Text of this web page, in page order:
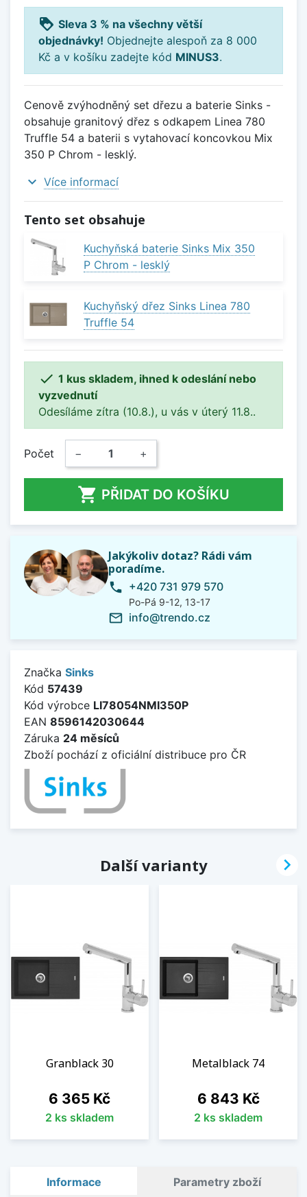
loyalty Sleva 3 % na všechny větší
objednávky! Objednejte alespoň za 8 000
Kč a v košíku zadejte kód MINUS3.
Cenově zvýhodněný set dřezu a baterie Sinks -
obsahuje granitový dřez s odkapem Linea 780
Truffle 54 a baterii s vytahovací koncovkou Mix
350 P Chrom - lesklý.
expand_more Více informací
Tento set obsahuje
Kuchyňská baterie Sinks Mix 350
P Chrom - lesklý
Kuchyňský dřez Sinks Linea 780
Truffle 54
 1 kus skladem, ihned k odeslání nebo
vyzvednutí
Odesíláme zítra (10.8.), u vás v úterý 11.8..
Počet − +
 PŘIDAT DO KOŠÍKU
Jakýkoliv dotaz? Rádi vám
poradíme.
phone +420 731 979 570
Po-Pá 9-12, 13-17
mail_outline info@trendo.cz
Značka Sinks
Kód 57439
Kód výrobce LI78054NMI350P
EAN 8596142030644
Záruka 24 měsíců
Zboží pochází z oficiální distribuce pro ČR
Další varianty
Granblack 30
Cena
6 365 Kč
2 ks skladem
Metalblack 74
Cena
6 843 Kč
2 ks skladem

Informace Parametry zboží